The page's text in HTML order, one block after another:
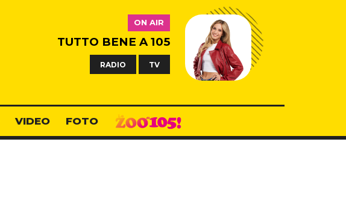
ON AIR
TUTTO BENE A 105
RADIO TV
VIDEO FOTO